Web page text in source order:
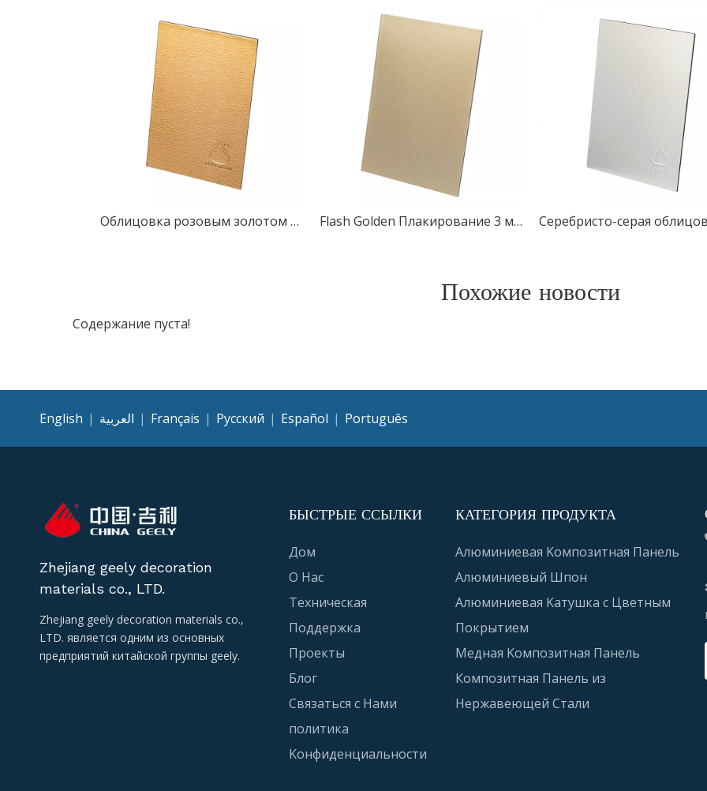
Облицовка розовым золотом 3 мм 4 мм Металлическая алюминиевая композитная панель Flash Golden Плакирование 3 мм 4 мм Металлическая алюминиевая композитная панель
Похожие новости
Содержание пуста!
English | العربية | Français | Pусский | Español | Português
Zhejiang geely decoration
materials co., LTD.
Zhejiang geely decoration materials co.,
LTD. является одним из основных
предприятий китайской группы geely.
БЫСТРЫЕ ССЫЛКИ
Дом
О Hас
Техническая
Поддержка
Проекты
Блог
Связаться с Hами
политика
Kонфиденциальности
КАТЕГОРИЯ ПРОДУКТА
Алюминиевая Kомпозитная Панель
Алюминиевый Шпон
Алюминиевая Kатушка с Цветным
Покрытием
Медная Kомпозитная Панель
Композитная Панель из
Hержавеющей Cтали